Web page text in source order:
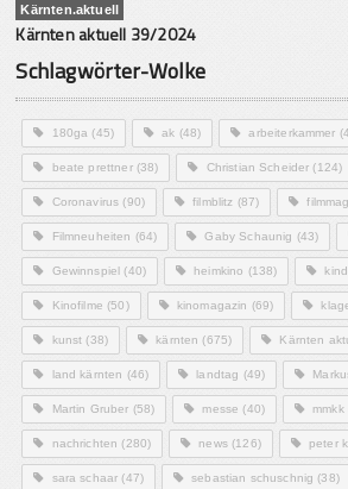
Kärnten.aktuell
Kärnten aktuell 39/2024
Schlagwörter-Wolke
180ga (45) ak (48) arbeiterkammer
beate prettner(38) Christian Scheider (124)
Coronavirus (90) filmblitz (87)
Filmneuheiten (64) Gaby Schaunig (43)
Gewinnspiel (40) heimkino (138)
Kinofilme (50) kinomagazin (69)
kunst (38) kärnten (675) Kärnten
land kärnten (46) landtag (49)
Martin Gruber (58) messe (40) mmkk
nachrichten (280) news(126) peter
sara schaar (47) sebastian schuschnig (38)